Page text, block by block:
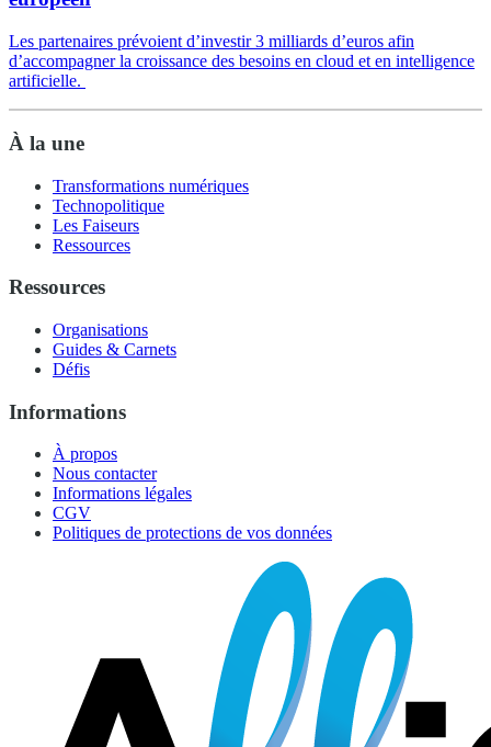
Les partenaires prévoient d’investir 3 milliards d’euros afin
d’accompagner la croissance des besoins en cloud et en intelligence
artificielle.
À la une
Transformations numériques
Technopolitique
Les Faiseurs
Ressources
Ressources
Organisations
Guides & Carnets
Défis
Informations
À propos
Nous contacter
Informations légales
CGV
Politiques de protections de vos données